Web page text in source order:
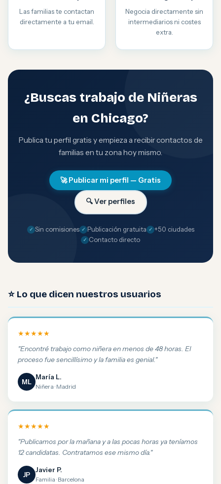
Las familias te contactan
directamente a tu email.
Negocia directamente sin
intermediarios ni costes
extra.
¿Buscas trabajo de Niñeras
en Chicago?
Publica tu perfil gratis y empieza a recibir contactos de
familias en tu zona hoy mismo.
🚀 Publicar mi perfil — Gratis
🔍 Ver perfiles
Sin comisiones Publicación gratuita
+50 ciudades
Contacto directo
⭐ Lo que dicen nuestros usuarios
★★★★★
"Encontré trabajo como niñera en menos de 48 horas. El
proceso fue sencillísimo y la familia es genial."
ML
María L.
Niñera · Madrid
★★★★★
"Publicamos por la mañana y a las pocas horas ya teníamos
12 candidatas. Contratamos ese mismo día."
JP
Javier P.
Familia · Barcelona